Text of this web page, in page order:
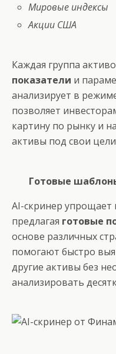
Мировые индексы
Акции США
Каждая группа
показатели и
анализирует в
позволяет
картину по рынку и
активы под свои
Готовые
AI-скринер упрощает
предлагая готовые
основе различных
помогают быстро
другие активы без
анализировать